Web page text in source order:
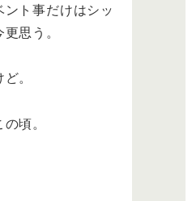
ト事だけはシッ
思う。
。
頃。